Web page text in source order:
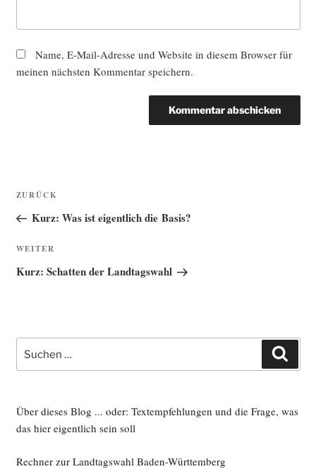
Name, E-Mail-Adresse und Website in diesem Browser für
meinen nächsten Kommentar speichern.
Beitragsnavigation
Vorheriger
Beitrag
ZURÜCK
Kurz: Was ist eigentlich die Basis?
Nächster
Beitrag
WEITER
Kurz: Schatten der Landtagswahl
nach:
Über dieses Blog ... oder: Textempfehlungen und die Frage, was
das hier eigentlich sein soll
Rechner zur Landtagswahl Baden-Württemberg